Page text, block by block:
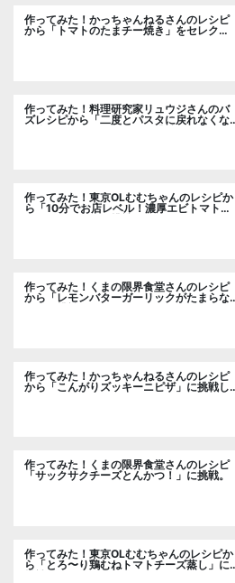
作ってみた！かっちゃんねるさんのレシピ
から「トマトのたまチー焼き」をセレク
作ってみた！料理研究家リュウジさんのバ
ズレシピから「二度とパスタに戻れなくな
る冷やしカルボナーラ」に挑戦。
作ってみた！東京OLむむちゃんのレシピか
ら「10分でお店レベル！濃厚エビトマトク
作ってみた！くまの限界食堂さんのレシピ
から「レモンバターガーリックがたまらな
作ってみた！かっちゃんねるさんのレシピ
から「こんがりズッキーニピザ」に挑戦し
ました。
作ってみた！くまの限界食堂さんのレシピ
「サックサクチーズとんかつ！」に挑戦。
作ってみた！東京OLむむちゃんのレシピか
ら「とろ〜り鶏むねトマトチーズ蒸し」に
挑戦